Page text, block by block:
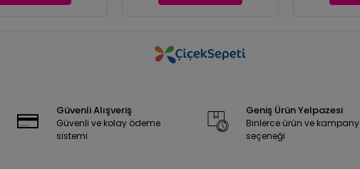
Güvenli Alışveriş
Güvenli ve kolay ödeme
sistemi
Geniş Ürün Yelpazesi
Binlerce ürün ve
seçeneği